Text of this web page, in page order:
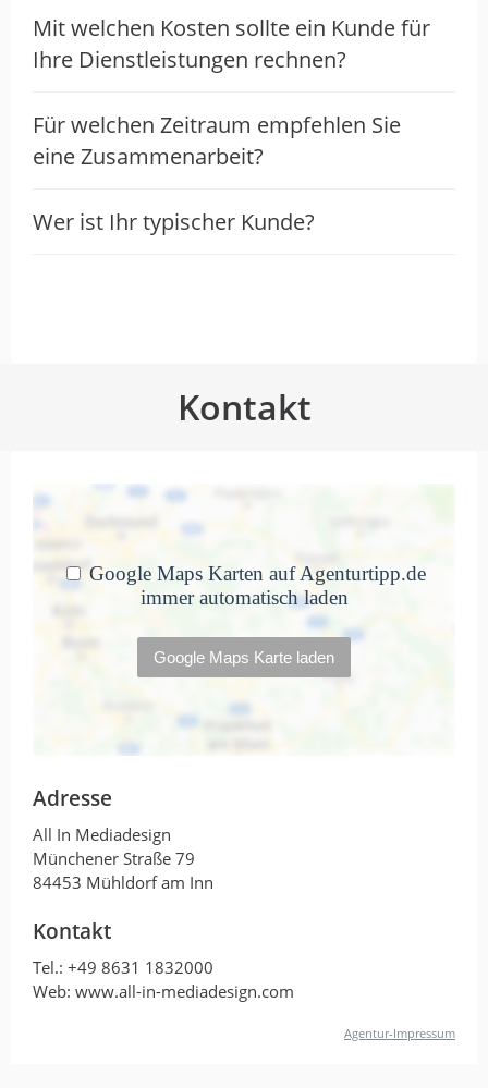
Auch im Bereich SEA und Google Ads
haben wir immer kompetente
Unterstützung an unserer Seite. Die
uns messbar weiter.
uns auf alles, was noch kommt!
Sehr Kompetent & Freundlich.
von LM · 21. April 2023
Sehr Kompetent & Freundlich. Nummer 1
in Sachen Webdesign! 5 Sterne
mehr kann ich nicht dazu sagen.
kann ich nicht dazu sagen.
Mit welchen Kosten sollte ein Kunde für
Ihre Dienstleistungen rechnen?
Für welchen Zeitraum empfehlen Sie
eine Zusammenarbeit?
Wer ist Ihr typischer Kunde?
Kontakt
Adresse
All In Mediadesign
Münchener Straße 79
84453 Mühldorf am Inn
Kontakt
Tel.: +49 8631 1832000
Web: www.all-in-mediadesign.com
Agentur-Impressum